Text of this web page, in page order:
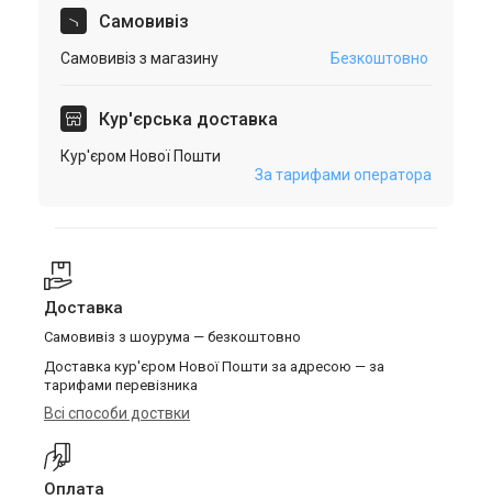
Самовивіз
Самовивіз з магазину Безкоштовно
Кур'єрська доставка
Кур'єром Нової Пошти
За тарифами оператора
Доставка
Самовивіз з шоурума — безкоштовно
Доставка кур'єром Нової Пошти за адресою — за
тарифами перевізника
Всі способи доствки
Оплата